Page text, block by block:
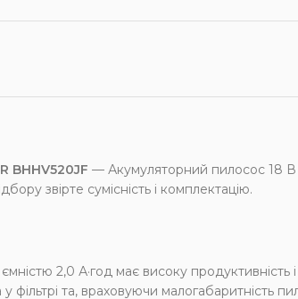
BHHV520JF — Акумуляторний пилосос 18
звірте сумісність і комплектацію.
2,0 А·год має високу продуктивність і
фільтрі та, враховуючи малогабаритність